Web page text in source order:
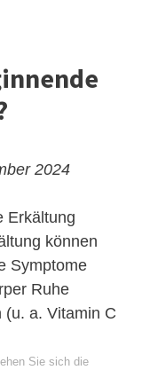
2024
Erkältung
können
Symptome
Ruhe
(u. a. Vitamin C
Sie sich die